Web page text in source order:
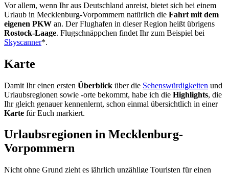
Vor allem, wenn Ihr aus Deutschland anreist, bietet sich bei einem
Urlaub in Mecklenburg-Vorpommern natürlich die Fahrt mit dem
eigenen PKW an. Der Flughafen in dieser Region heißt übrigens
Rostock-Laage. Flugschnäppchen findet Ihr zum Beispiel bei
Skyscanner*.
Karte
Damit Ihr einen ersten Überblick über die Sehenswürdigkeiten und
Urlaubsregionen sowie -orte bekommt, habe ich die Highlights, die
Ihr gleich genauer kennenlernt, schon einmal übersichtlich in einer
Karte für Euch markiert.
Urlaubsregionen in Mecklenburg-
Vorpommern
Nicht ohne Grund zieht es jährlich unzählige Touristen für einen